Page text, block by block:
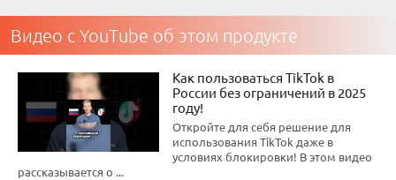
Видео с YouTube об этом продукте
Как пользоваться TikTok в
России без ограничений в 2025
году!
Откройте для себя решение для
использования TikTok даже в
условиях блокировки! В этом видео
рассказывается о ...